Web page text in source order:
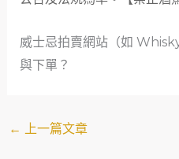
威士忌拍賣網站（如
與下單？
← 上一篇文章